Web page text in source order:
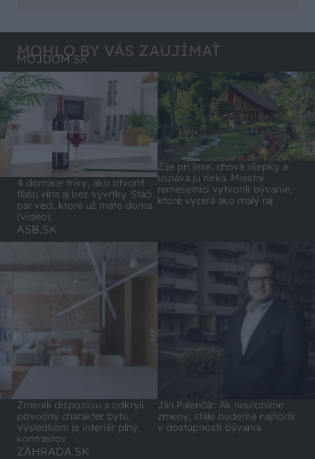
MOHLO BY VÁS ZAUJÍMAŤ
MÔJDOM.SK
4 domáce triky, ako otvoriť
fľašu vína aj bez vývrtky. Stačí
pár vecí, ktoré už máte doma
(video)
Žije pri lese, chová sliepky a
uspáva ju rieka. Miestni
remeselníci vytvorili bývanie,
ktoré vyzerá ako malý raj
ASB.SK
Zmenili dispozíciu a odkryli
pôvodný charakter bytu.
Výsledkom je interiér plný
kontrastov
Ján Palenčár: Ak neurobíme
zmeny, stále budeme najhorší
v dostupnosti bývania
ZÁHRADA.SK